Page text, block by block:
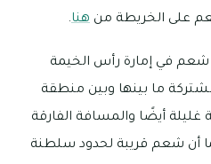
على الخريطة من هنا.
في إمارة رأس الخيمة
مشتركة ما بينها وبين منطقة
أيضًا والمسافة الفارقة
كما أن شعم قريبة لحدود سلطنة